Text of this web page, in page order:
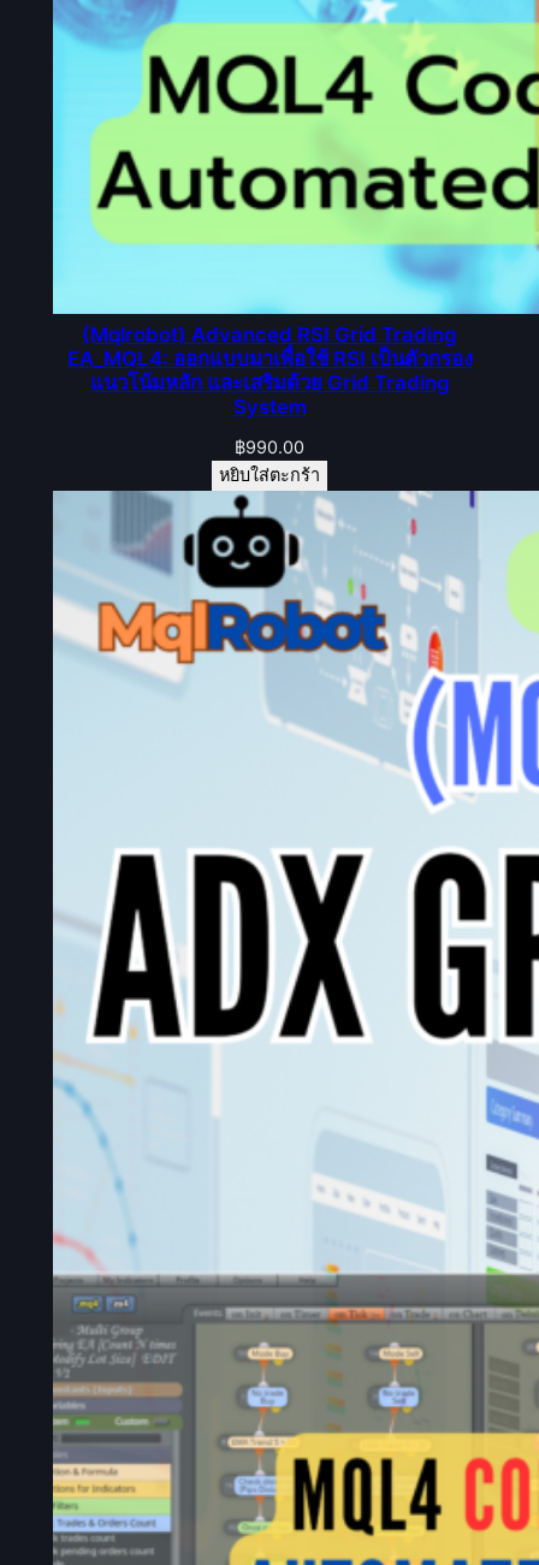
(Mqlrobot) Advanced RSI Grid Trading
EA_MQL4: ออกแบบมาเพื่อใช้ RSI เป็นตัวกรอง
แนวโน้มหลัก และเสริมด้วย Grid Trading
System
฿990.00
หยิบใส่ตะกร้า